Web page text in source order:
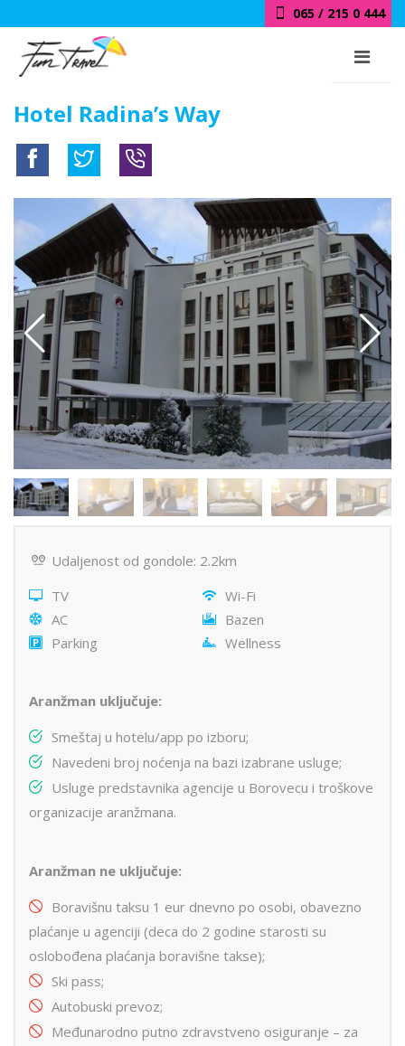
065 / 215 0 444
Hotel Radina’s Way
Udaljenost od gondole: 2.2km
TV
Wi-Fi
AC
Bazen
Parking
Wellness
Aranžman uključuje:
Smeštaj u hotelu/app po izboru;
Navedeni broj noćenja na bazi izabrane usluge;
Usluge predstavnika agencije u Borovecu i troškove
organizacije aranžmana.
Aranžman ne uključuje:
Boravišnu taksu 1 eur dnevno po osobi, obavezno
plaćanje u agenciji (deca do 2 godine starosti su
oslobođena plaćanja boravišne takse);
Ski pass;
Autobuski prevoz;
Međunarodno putno zdravstveno osiguranje – za